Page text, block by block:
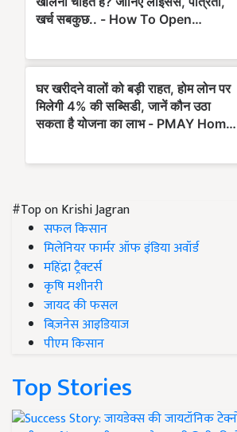
#Top on Krishi Jagran
सफल किसान
मिलेनियर फार्मर ऑफ इंडिया अवॉर्ड
महिंद्रा ट्रैक्टर्स
कृषि मशीनरी
जायद की फसल
बिज़नेस आइडियाज
पीएम किसान
Top Stories